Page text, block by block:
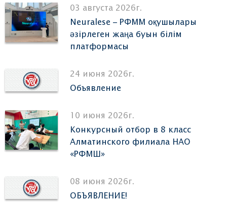
03 августа 2026г.
Neuralese – РФММ оқушылары
әзірлеген жаңа буын білім
платформасы
24 июня 2026г.
Объявление
10 июня 2026г.
Конкурсный отбор в 8 класс
Алматинского филиала НАО
«РФМШ»
08 июня 2026г.
ОБЪЯВЛЕНИЕ!